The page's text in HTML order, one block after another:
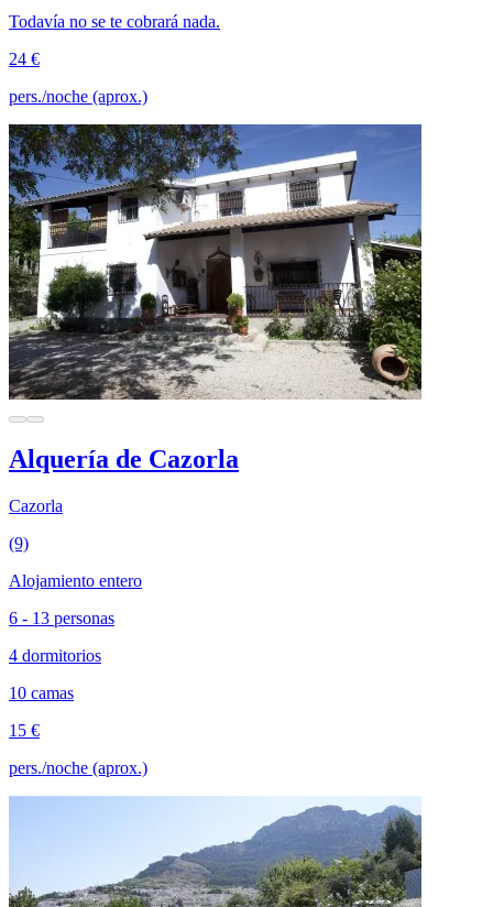
Todavía no se te cobrará nada.
24 €
pers./noche (aprox.)
Alquería de Cazorla
Cazorla
(9)
Alojamiento entero
6 - 13 personas
4 dormitorios
10 camas
15 €
pers./noche (aprox.)